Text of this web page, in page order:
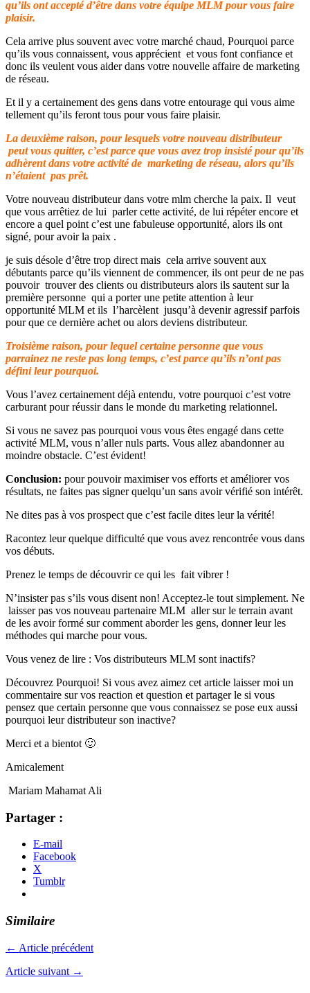
qu’ils ont accepté d’être dans votre équipe MLM pour vous faire
plaisir.
Cela arrive plus souvent avec votre marché chaud, Pourquoi parce
qu’ils vous connaissent, vous apprécient et vous font confiance et
donc ils veulent vous aider dans votre nouvelle affaire de marketing
de réseau.
Et il y a certainement des gens dans votre entourage qui vous aime
tellement qu’ils feront tous pour vous faire plaisir.
La deuxième raison, pour lesquels votre nouveau distributeur
peut vous quitter, c’est parce que vous avez trop insisté pour qu’ils
adhèrent dans votre activité de marketing de réseau, alors qu’ils
n’étaient pas prêt.
Votre nouveau distributeur dans votre mlm cherche la paix. Il veut
que vous arrêtiez de lui parler cette activité, de lui répéter encore et
encore a quel point c’est une fabuleuse opportunité, alors ils ont
signé, pour avoir la paix .
je suis désole d’être trop direct mais cela arrive souvent aux
débutants parce qu’ils viennent de commencer, ils ont peur de ne pas
pouvoir trouver des clients ou distributeurs alors ils sautent sur la
première personne qui a porter une petite attention à leur
opportunité MLM et ils l’harcèlent jusqu’à devenir agressif parfois
pour que ce dernière achet ou alors deviens distributeur.
Troisième raison, pour lequel certaine personne que vous
parrainez ne reste pas long temps, c’est parce qu’ils n’ont pas
défini leur pourquoi.
Vous l’avez certainement déjà entendu, votre pourquoi c’est votre
carburant pour réussir dans le monde du marketing relationnel.
Si vous ne savez pas pourquoi vous vous êtes engagé dans cette
activité MLM, vous n’aller nuls parts. Vous allez abandonner au
moindre obstacle. C’est évident!
Conclusion: pour pouvoir maximiser vos efforts et améliorer vos
résultats, ne faites pas signer quelqu’un sans avoir vérifié son intérêt.
Ne dites pas à vos prospect que c’est facile dites leur la vérité!
Racontez leur quelque difficulté que vous avez rencontrée vous dans
vos débuts.
Prenez le temps de découvrir ce qui les fait vibrer !
N’insister pas s’ils vous disent non! Acceptez-le tout simplement. Ne
laisser pas vos nouveau partenaire MLM aller sur le terrain avant
de les avoir formé sur comment aborder les gens, donner leur les
méthodes qui marche pour vous.
Vous venez de lire : Vos distributeurs MLM sont inactifs?
Découvrez Pourquoi! Si vous avez aimez cet article laisser moi un
commentaire sur vos reaction et question et partager le si vous
pensez que certain personne que vous connaissez se pose eux aussi
pourquoi leur distributeur son inactive?
Merci et a bientot 🙂
Amicalement
Mariam Mahamat Ali
Partager :
E-mail
Facebook
X
Tumblr
Similaire
← Article précédent
Article suivant →